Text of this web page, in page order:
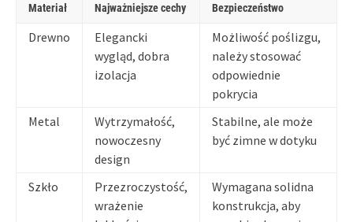
Materiał Najważniejsze cechy Bezpieczeństwo
Drewno
Elegancki
wygląd, dobra
izolacja
Możliwość poślizgu,
należy stosować
odpowiednie
pokrycia
Metal
Wytrzymałość,
nowoczesny
design
Stabilne, ale może
być zimne w dotyku
Szkło
Przezroczystość,
wrażenie
Wymagana solidna
konstrukcja, aby